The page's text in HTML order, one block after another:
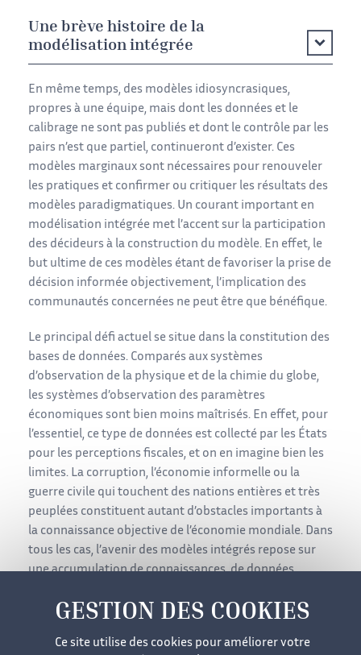
Une brève histoire de la
modélisation intégrée
En même temps, des modèles idiosyncrasiques,
propres à une équipe, mais dont les données et le
calibrage ne sont pas publiés et dont le contrôle par les
pairs n’est que partiel, continueront d’exister. Ces
modèles marginaux sont nécessaires pour renouveler
les pratiques et confirmer ou critiquer les résultats des
modèles paradigmatiques. Un courant important en
modélisation intégrée met l’accent sur la participation
des décideurs à la construction du modèle. En effet, le
but ultime de ces modèles étant de favoriser la prise de
décision informée objectivement, l’implication des
communautés concernées ne peut être que bénéfique.
Le principal défi actuel se situe dans la constitution des
bases de données. Comparés aux systèmes
d’observation de la physique et de la chimie du globe,
les systèmes d’observation des paramètres
économiques sont bien moins maîtrisés. En effet, pour
l’essentiel, ce type de données est collecté par les États
pour les perceptions fiscales, et on en imagine bien les
limites. La corruption, l’économie informelle ou la
guerre civile qui touchent des nations entières et très
peuplées constituent autant d’obstacles importants à
la connaissance objective de l’économie mondiale. Dans
tous les cas, l’avenir des modèles intégrés repose sur
une accumulation de connaissances, de données,
partage entre les équipes. L’analyse des modèles devra
Ce site utilise des cookies pour améliorer votre